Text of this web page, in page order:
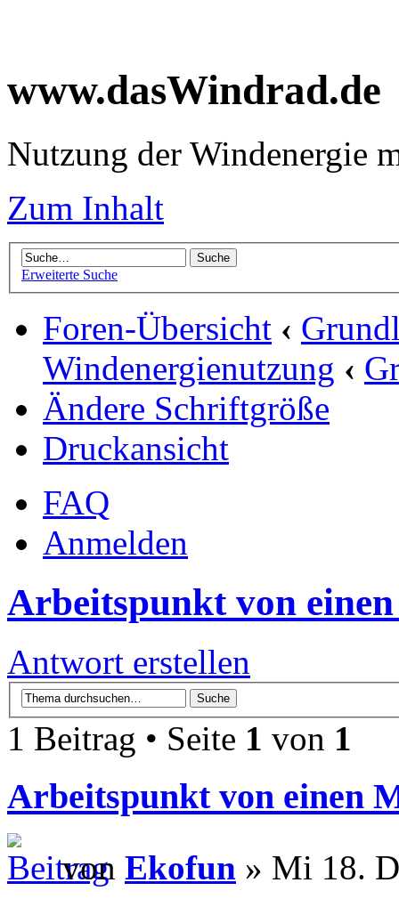
www.dasWindrad.de
Nutzung der Windenergie
Zum Inhalt
Erweiterte Suche
Foren-Übersicht ‹
Windenergienutzung ‹
Ändere Schriftgröße
Druckansicht
FAQ
Anmelden
Arbeitspunkt von
Antwort erstellen
1 Beitrag • Seite 1 von 1
Arbeitspunkt von einen
von Ekofun » Mi 18.